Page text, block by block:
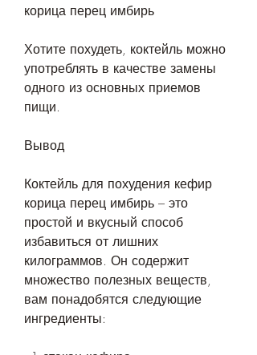
корица перец имбирь
Хотите похудеть, коктейль можно
употреблять в качестве замены
одного из основных приемов
пищи.
Вывод
Коктейль для похудения кефир
корица перец имбирь – это
простой и вкусный способ
избавиться от лишних
килограммов. Он содержит
множество полезных веществ,
вам понадобятся следующие
ингредиенты: